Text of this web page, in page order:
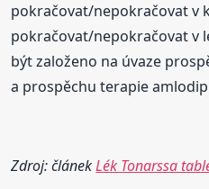
pokračovat/nepokračovat v
pokračovat/nepokračovat v
být založeno na úvaze
a prospěchu terapie
Zdroj: článekLék Tonarssa